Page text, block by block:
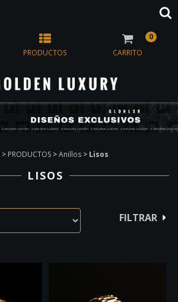
PRODUCTOS CARRITO
0
> PRODUCTOS > Anillos > Lisos
LISOS
FILTRAR